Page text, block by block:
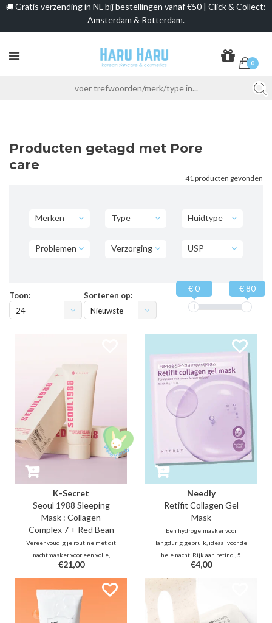
🚚 Gratis verzending in NL bij bestellingen vanaf €50 | Click & Collect:
Amsterdam & Rotterdam.
0
Producten getagd met Pore
care
41 producten gevonden
Merken Type Huidtype
Problemen Verzorging USP
Toon:
24
Sorteren op:
Nieuwste
€ 0 € 80
K-Secret
Seoul 1988 Sleeping
Mask : Collagen
Complex 7 + Red Bean
Vereenvoudig je routine met dit
nachtmasker voor een volle,
gezonde glow. Een lichte gel met
7 soorten Collageen en Vitamine
E-capsules die moeiteloos smelt
en langdurig hydrateert zonder
vet laagje, om de elasticiteit van
€21,00
Needly
Retifit Collagen Gel
Mask
Een hydrogelmasker voor
langdurig gebruik, ideaal voor de
hele nacht. Rijk aan retinol, 5
typen laagmoleculair collageen
en niacinamide voor een
complete verzorging die de
huidelasticiteit en -textuur
verbetert en een stralende teint
€4,00